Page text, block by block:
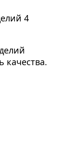
4
качества.